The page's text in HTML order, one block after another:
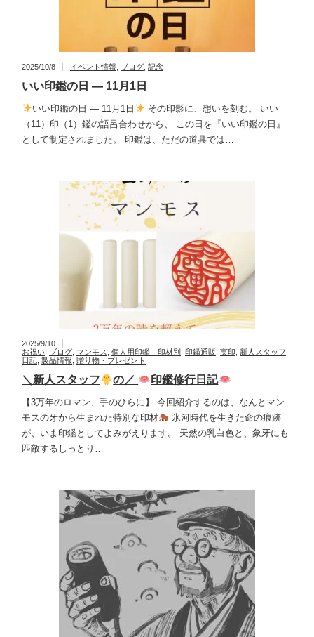
2025/10/8 イベント情報 ブログ 記念
いい印鑑の日 — 11月1日
いい印鑑の日 — 11月1日
その印影に、想いを刻む。 いい
（11）印（1）鑑の語呂合わせから、 この日を『いい印鑑の日』
として制定されました。 印鑑は、ただの道具では…
2025/9/10
お祝い ブログ マンモス 個人用印鑑 印材別 印鑑通販 実印
新人スタッフ
日記 製品情報 贈り物・プレゼント
＼新人スタッフ の／ 印鑑修行日記
【3万年のロマン、手のひらに】 今回紹介するのは、なんとマン
モスの牙から生まれた特別な印材
氷河時代を生きた命の痕跡
が、いま印鑑としてよみがえります。 天然の乳白色と、象牙にも
匹敵するしっとり…